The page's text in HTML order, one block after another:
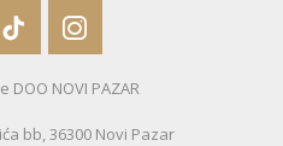
DOO NOVI PAZAR
bb, 36300 Novi Pazar